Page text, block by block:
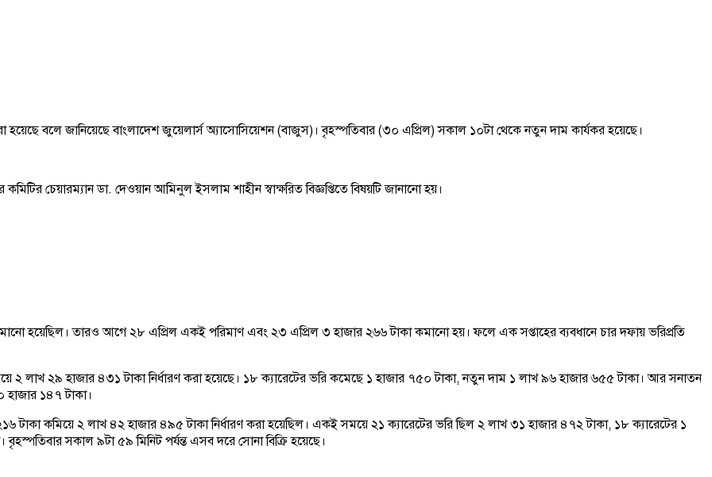
হয়েছে বলে জানিয়েছে বাংলাদেশ জুয়েলার্স অ্যাসোসিয়েশন (বাজুস)। বৃহস্পতিবার (৩০ এপ্রিল) সকাল ১০টা থেকে নতুন দাম কার্যকর হয়েছে।
চেয়ারম্যান ডা. দেওয়ান আমিনুল ইসলাম শাহীন স্বাক্ষরিত বিজ্ঞপ্তিতে বিষয়টি জানানো হয়।
হয়েছিল। তারও আগে ২৮ এপ্রিল একই পরিমাণ এবং ২৩ এপ্রিল ৩ হাজার ২৬৬ টাকা কমানো হয়। ফলে এক সপ্তাহের ব্যবধানে চার দফায় ভরিপ্রতি
২ লাখ ২৯ হাজার ৪৩১ টাকা নির্ধারণ করা হয়েছে। ১৮ ক্যারেটের ভরি কমেছে ১ হাজার ৭৫০ টাকা, নতুন দাম ১ লাখ ৯৬ হাজার ৬৫৫ টাকা। আর সনাতন
হাজার ১৪৭ টাকা।
কমিয়ে ২ লাখ ৪২ হাজার ৪৯৫ টাকা নির্ধারণ করা হয়েছিল। একই সময়ে ২১ ক্যারেটের ভরি ছিল ২ লাখ ৩১ হাজার ৪৭২ টাকা, ১৮ ক্যারেটের ১
সকাল ৯টা ৫৯ মিনিট পর্যন্ত এসব দরে সোনা বিক্রি হয়েছে।